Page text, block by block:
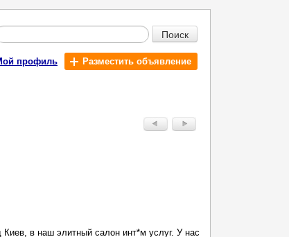
Поиск
профиль Разместить объявление
в наш элитный салон инт*м услуг. У нас